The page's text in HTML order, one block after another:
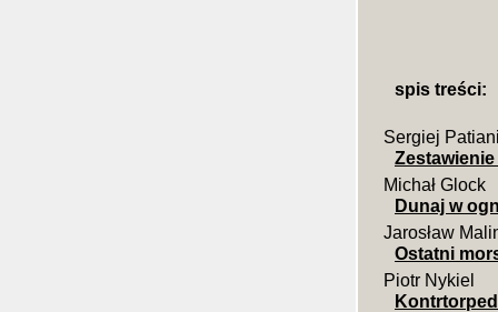
spis treści:
Sergiej
Michał Glock
Dunaj w
Jarosław
Ostatni
Piotr Nykiel